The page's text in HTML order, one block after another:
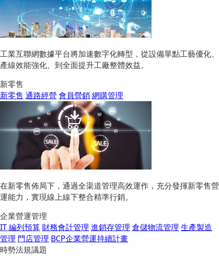
工業互聯網數據平台將加速數字化轉型，從設備單點工藝優化、
產線效能強化、到全面提升工廠整體效益。
新零售
新零售 通路經營會員營銷網購管理
在新零售佈局下，通過全渠道管理高效運作，充分發揮新零售營
運能力，實現線上線下整合精準行銷。
企業營運管理
IT 編列預算 財務會計管理 進銷存管理 倉儲物流管理 生產製造
管理 門店管理 BCP企業營運持續計畫
時勢法規議題